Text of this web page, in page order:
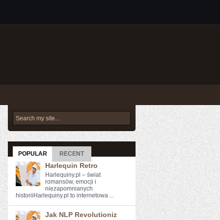
POPULAR RECENT
Harlequin Retro
Harlequiny.pl – świat
romansów, emocji i
niezapomnianych
historiiHarlequiny.pl to internetowa ...
Jak NLP Revolutioniz